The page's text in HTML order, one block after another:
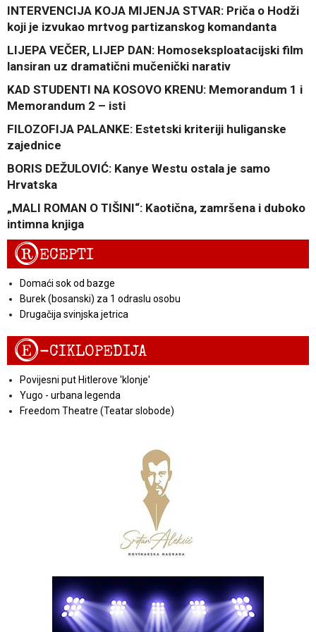
INTERVENCIJA KOJA MIJENJA STVAR: Priča o Hodži
koji je izvukao mrtvog partizanskog komandanta
LIJEPA VEČER, LIJEP DAN: Homoseksploatacijski film
lansiran uz dramatični mučenički narativ
KAD STUDENTI NA KOSOVO KRENU: Memorandum 1 i
Memorandum 2 – isti
FILOZOFIJA PALANKE: Estetski kriteriji huliganske
zajednice
BORIS DEŽULOVIĆ: Kanye Westu ostala je samo
Hrvatska
„MALI ROMAN O TIŠINI“: Kaotična, zamršena i duboko
intimna knjiga
RECEPTI
Domaći sok od bazge
Burek (bosanski) za 1 odraslu osobu
Drugačija svinjska jetrica
E-CIKLOPEDIJA
Povijesni put Hitlerove 'klonje'
Yugo - urbana legenda
Freedom Theatre (Teatar slobode)